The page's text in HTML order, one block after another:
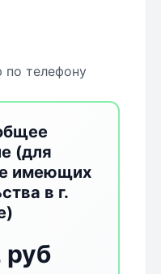
по телефону
(для
имеющих
в г.
руб